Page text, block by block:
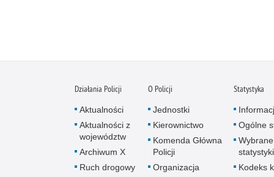
Działania Policji
Aktualności
Aktualności z
województw
Archiwum X
Ruch drogowy
O Policji
Jednostki
Kierownictwo
Komenda Główna
Policji
Organizacja
Statystyka
Ogólne
Wybrane
statystyki
Kodeks